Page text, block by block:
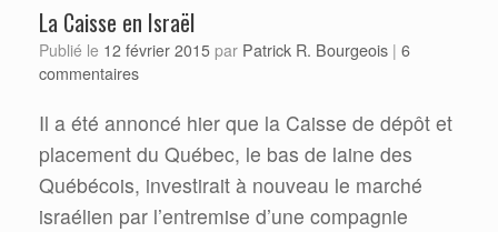
La Caisse en Israël
Publié le 12 février 2015 par Patrick R. Bourgeois | 6
commentaires
Il a été annoncé hier que la Caisse de dépôt et
placement du Québec, le bas de laine des
Québécois, investirait à nouveau le marché
israélien par l’entremise d’une compagnie